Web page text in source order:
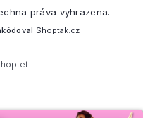
práva vyhrazena.
Shoptak.cz